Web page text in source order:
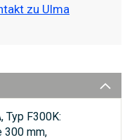
zu Ulma
Typ F300K:
300 mm,